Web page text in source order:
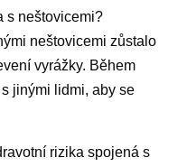
s neštovicemi?
neštovicemi zůstalo
vyrážky. Během
jinými lidmi, aby se
rizika spojená s